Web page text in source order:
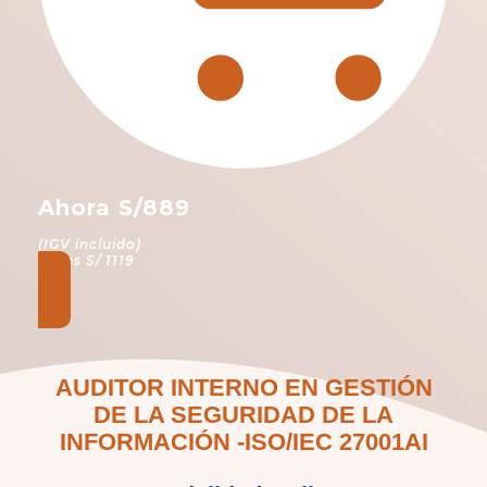
Ahora S/889
(IGV incluido)
Antes S/ 1119
AUDITOR INTERNO EN GESTIÓN
DE LA SEGURIDAD DE LA
INFORMACIÓN -ISO/IEC 27001AI